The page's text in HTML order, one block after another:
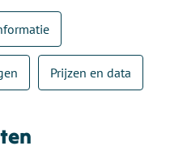
Prijzen en data